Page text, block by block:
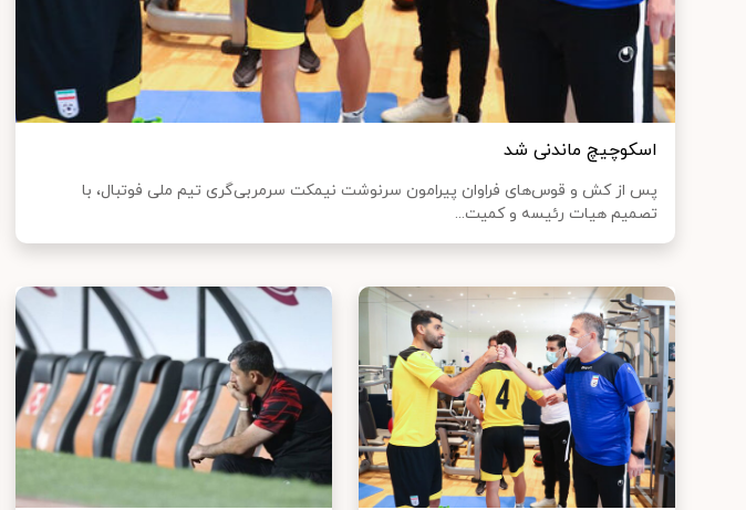
اسکوچیچ ماندنی شد
پس از کش و قوس‌های فراوان پیرامون سرنوشت نیمکت سرمربی‌گری تیم ملی فوتبال، با
تصمیم هیات رئیسه و کمیت...